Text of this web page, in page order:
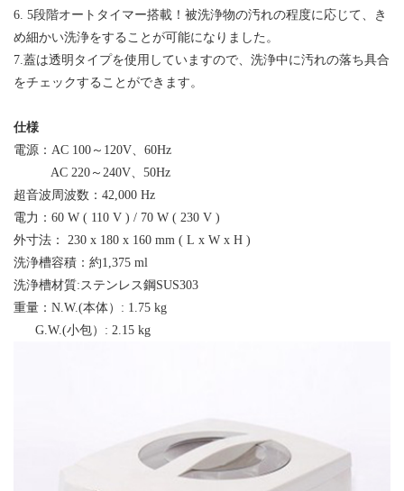
6 5段階オートタイマー搭載！被洗浄物の汚れの程度に応じて、き
め細かい洗浄をすることが可能になりました。
7 蓋は透明タイプを使用していますので、洗浄中に汚れの落ち具合
をチェックすることができます。
仕様
電源：AC 100 ～ 120V
60Hz
AC 220 ～ 240V、50Hz
超音波周波数：42,000 Hz
電力： 60 W ( 110 V ) / 70 W ( 230 V )
外寸法：
230 x 180 x 160 mm ( L x W x H )
洗浄槽容積：約1,375 ml
洗浄槽材質:ステンレス鋼 SUS303
重量： N.W. (本体） : 1.75 kg
G.W. (小包） : 2.15 kg